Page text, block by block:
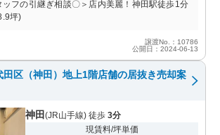
ッフの引継ぎ相談〇＞店内美麗！神田駅徒歩1分
坪)
譲渡No.：10786
公開日：2024-06-13
田区（神田）地上1階店舗の居抜き売却案
神田 (JR山手線) 徒歩 3分
現賃料/坪単価